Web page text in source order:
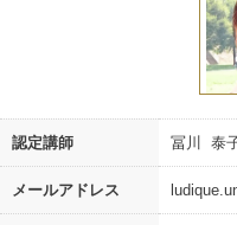
認定講師 冨川 泰
メールアドレス